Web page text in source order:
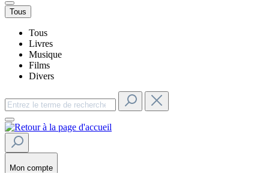
Tous
Tous
Livres
Musique
Films
Divers
Mon compte